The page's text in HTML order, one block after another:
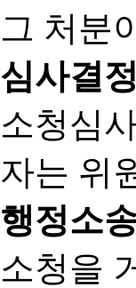
그 처분
심사결
소청심
자는 위
행정소
소청을